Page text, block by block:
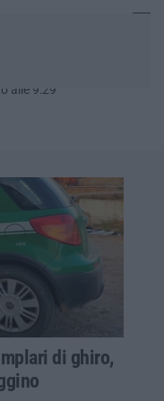
alle 9:29
di ghiro,